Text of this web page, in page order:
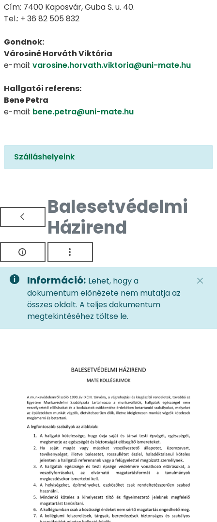
Cím: 7400 Kaposvár, Guba S. u. 40.
Tel.: + 36 82 505 832
Gondnok:
Városiné Horváth Viktória
e-mail: varosine.horvath.viktoria@uni-mate.hu
Hallgatói referens:
Bene Petra
e-mail: bene.petra@uni-mate.hu
Szálláshelyeink
Balesetvédelmi
Házirend
Információ: Lehet, hogy a
dokumentum előnézete nem mutatja az
összes oldalt. A teljes dokumentum
megtekintéséhez töltse le.